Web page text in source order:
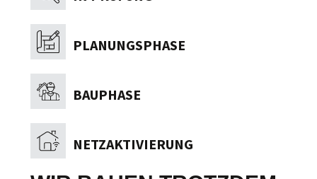
PLANUNGSPHASE
BAUPHASE
NETZAKTIVIERUNG